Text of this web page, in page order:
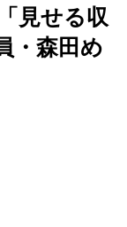
見せる収
・森田め